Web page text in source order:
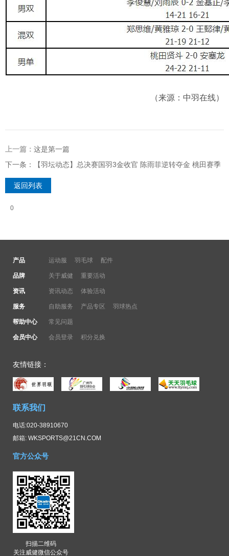
（来源：中羽在线）
上一篇： 这是第一篇
下一条：【羽坛动态】总决赛国羽3金收官 陈雨菲逆转夺金 桃田赛季
11冠
返回列表
0
产品 运动服 羽毛球 配件
品牌 关于威健 重要活动
资讯 资讯动态 体验活动
服务 自助服务 产品专区 羽球热点
帮助中心 常见问题
会员中心 会员登录 积分兑换
友情链接：
联系我们
电话:020-38910670
邮箱: WKSPORTS@21CN.COM
官方公众号
扫描二维码
关注威健微信公众号